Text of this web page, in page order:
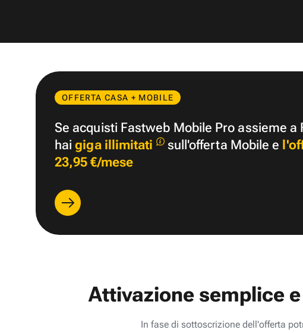
OFFERTA CASA + MOBILE
Se acquisti Fastweb Mobile Pro assieme a
haigiga illimitati sull'offerta Mobile e
23,95 €/mese
Attivazione semplice
In fase di sottoscrizione dell'offerta